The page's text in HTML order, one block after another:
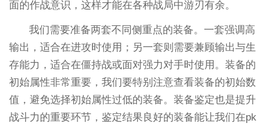
面的作战意识，这样才能在各种战局中游刃有余。
我们需要准备两套不同侧重点的装备。一套强调高
输出，适合在进攻时使用；另一套则需要兼顾输出与生
存能力，适合在僵持战或面对强力对手时使用。装备的
初始属性非常重要，我们要特别注意查看装备的初始数
值，避免选择初始属性过低的装备。装备鉴定也是提升
战斗力的重要环节，鉴定结果良好的装备能让我们在pk